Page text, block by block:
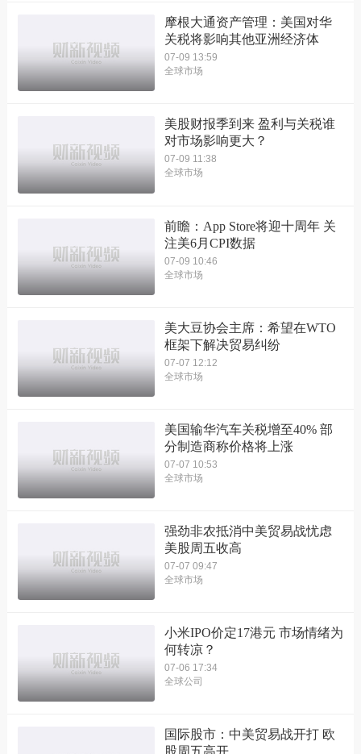
摩根大通资产管理：美国对华
关税将影响其他亚洲经济体
07-09 13:59
全球市场
美股财报季到来 盈利与关税谁
对市场影响更大？
07-09 11:38
全球市场
前瞻：App Store将迎十周年 关
注美6月CPI数据
07-09 10:46
全球市场
美大豆协会主席：希望在WTO
框架下解决贸易纠纷
07-07 12:12
全球市场
美国输华汽车关税增至40% 部
分制造商称价格将上涨
07-07 10:53
全球市场
强劲非农抵消中美贸易战忧虑
美股周五收高
07-07 09:47
全球市场
小米IPO价定17港元 市场情绪为
何转凉？
07-06 17:34
全球公司
国际股市：中美贸易战开打 欧